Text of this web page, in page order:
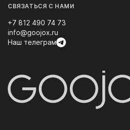
СВЯЗАТЬСЯ С НАМИ
+7 812 490 74 73
info@goojox.ru
Наш телеграм